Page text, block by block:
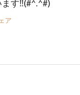
す‼️(#^.^#)
ア